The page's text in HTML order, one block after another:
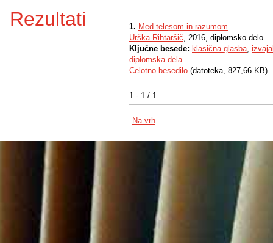
Rezultati
1 - 1 / 1
1. Med telesom in razumom
Urška Rihtaršič, 2016, diplomsko delo
Ključne besede: klasična glasba,
diplomska dela
Celotno besedilo (datoteka, 827,66 KB)
Na vrh